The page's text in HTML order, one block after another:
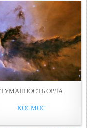
ТУМАННОСТЬ ОРЛА
КОСМОС